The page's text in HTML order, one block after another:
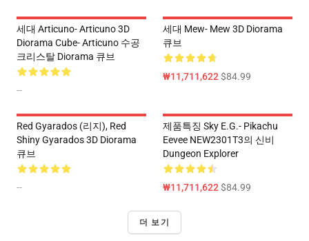
세대 Articuno- Articuno 3D
Diorama Cube- Articuno 수공
크리스탈 Diorama 큐브
--
세대 Mew- Mew 3D Diorama
큐브
₩11,711,622$84.99
Red Gyarados (리지), Red
Shiny Gyarados 3D Diorama
큐브
--
제품특징 Sky E.g.- Pikachu
Eevee NEW2301T3의 신비
Dungeon Explorer
₩11,711,622$84.99
더 보기